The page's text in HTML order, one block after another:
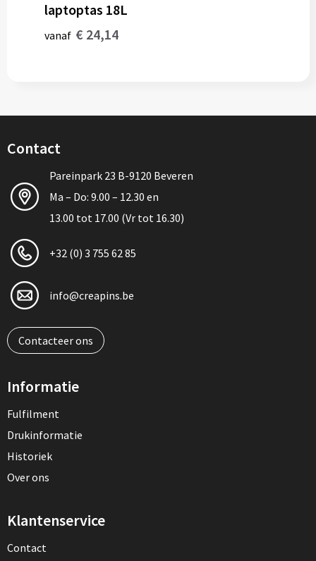
laptoptas 18L
vanaf € 24,14
Contact
Pareinpark 23 B-9120 Beveren
Ma – Do: 9.00 – 12.30 en
13.00 tot 17.00 (Vr tot 16.30)
+32 (0) 3 755 62 85
info@creapins.be
Contacteer ons
Informatie
Fulfilment
Drukinformatie
Historiek
Over ons
Klantenservice
Contact